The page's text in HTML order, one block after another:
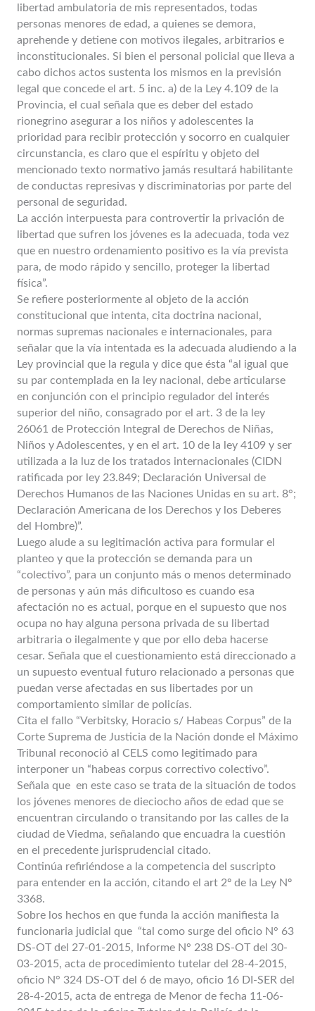
libertad ambulatoria de mis representados, todas
personas menores de edad, a quienes se demora,
aprehende y detiene con motivos ilegales, arbitrarios e
inconstitucionales. Si bien el personal policial que lleva a
cabo dichos actos sustenta los mismos en la previsión
legal que concede el art. 5 inc. a) de la Ley 4.109 de la
Provincia, el cual señala que es deber del estado
rionegrino asegurar a los niños y adolescentes la
prioridad para recibir protección y socorro en cualquier
circunstancia, es claro que el espíritu y objeto del
mencionado texto normativo jamás resultará habilitante
de conductas represivas y discriminatorias por parte del
personal de seguridad.
La acción interpuesta para controvertir la privación de
libertad que sufren los jóvenes es la adecuada, toda vez
que en nuestro ordenamiento positivo es la vía prevista
para, de modo rápido y sencillo, proteger la libertad
física”.
Se refiere posteriormente al objeto de la acción
constitucional que intenta, cita doctrina nacional,
normas supremas nacionales e internacionales, para
señalar que la vía intentada es la adecuada aludiendo a la
Ley provincial que la regula y dice que ésta “al igual que
su par contemplada en la ley nacional, debe articularse
en conjunción con el principio regulador del interés
superior del niño, consagrado por el art. 3 de la ley
26061 de Protección Integral de Derechos de Niñas,
Niños y Adolescentes, y en el art. 10 de la ley 4109 y ser
utilizada a la luz de los tratados internacionales (CIDN
ratificada por ley 23.849; Declaración Universal de
Derechos Humanos de las Naciones Unidas en su art. 8°;
Declaración Americana de los Derechos y los Deberes
del Hombre)”.
Luego alude a su legitimación activa para formular el
planteo y que la protección se demanda para un
“colectivo”, para un conjunto más o menos determinado
de personas y aún más dificultoso es cuando esa
afectación no es actual, porque en el supuesto que nos
ocupa no hay alguna persona privada de su libertad
arbitraria o ilegalmente y que por ello deba hacerse
cesar. Señala que el cuestionamiento está direccionado a
un supuesto eventual futuro relacionado a personas que
puedan verse afectadas en sus libertades por un
comportamiento similar de policías.
Cita el fallo “Verbitsky, Horacio s/ Habeas Corpus” de la
Corte Suprema de Justicia de la Nación donde el Máximo
Tribunal reconoció al CELS como legitimado para
interponer un “habeas corpus correctivo colectivo”.
Señala que en este caso se trata de la situación de todos
los jóvenes menores de dieciocho años de edad que se
encuentran circulando o transitando por las calles de la
ciudad de Viedma, señalando que encuadra la cuestión
en el precedente jurisprudencial citado.
Continúa refiriéndose a la competencia del suscripto
para entender en la acción, citando el art 2º de la Ley Nº
3368.
Sobre los hechos en que funda la acción manifiesta la
funcionaria judicial que “tal como surge del oficio N° 63
DS-OT del 27-01-2015, Informe N° 238 DS-OT del 30-
03-2015, acta de procedimiento tutelar del 28-4-2015,
oficio N° 324 DS-OT del 6 de mayo, oficio 16 DI-SER del
28-4-2015, acta de entrega de Menor de fecha 11-06-